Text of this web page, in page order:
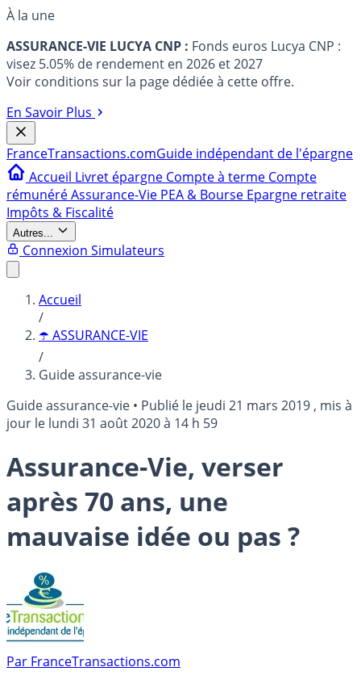
À la une
ASSURANCE-VIE LUCYA CNP : Fonds euros Lucya CNP :
visez 5.05% de rendement en 2026 et 2027
Voir conditions sur la page dédiée à cette offre.
En Savoir Plus
FranceTransactions.comGuide indépendant de l'épargne
Accueil Livret épargne Compte à terme Compte
rémunéréAssurance-Vie PEA & Bourse Epargne retraite
Impôts & Fiscalité
Autres...
Connexion Simulateurs
Accueil
/
☂️ ASSURANCE-VIE
/
Guide assurance-vie
Guide assurance-vie • Publié le jeudi 21 mars 2019 , mis à
jour le lundi 31 août 2020 à 14 h 59
Assurance-Vie, verser
après 70 ans, une
mauvaise idée ou pas ?
Par FranceTransactions.com